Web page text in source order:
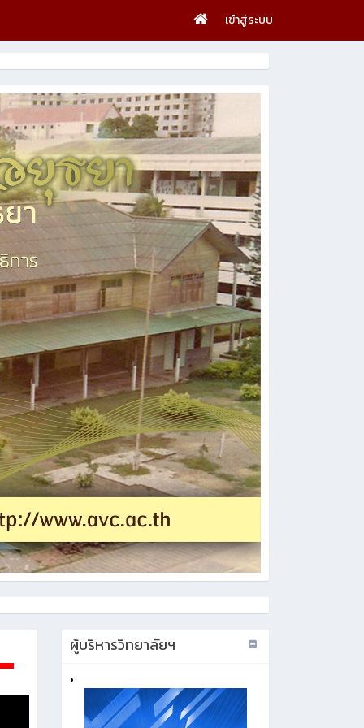
เข้าสู่ระบบ
ผู้บริหารวิทยาลัยฯ
•